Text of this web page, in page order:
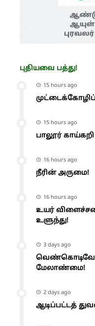
புதியவை பத்து!
15 hours ago
முட்டைக்கோழிப்
15 hours ago
பாலூர்
16 hours ago
நீரின் அருமை!
16 hours ago
உயர்
உளுந்து!
3 days ago
மேலாண்மை!
2 days ago
ஆடிப்பட்டத்